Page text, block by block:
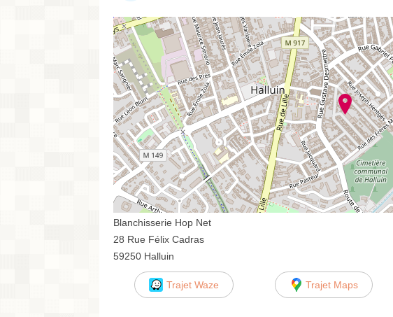
Blanchisserie Hop Net
28 Rue Félix Cadras
59250 Halluin
Trajet Waze Trajet Maps